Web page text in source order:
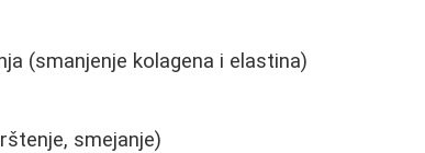
(smanjenje kolagena i elastina)
smejanje)